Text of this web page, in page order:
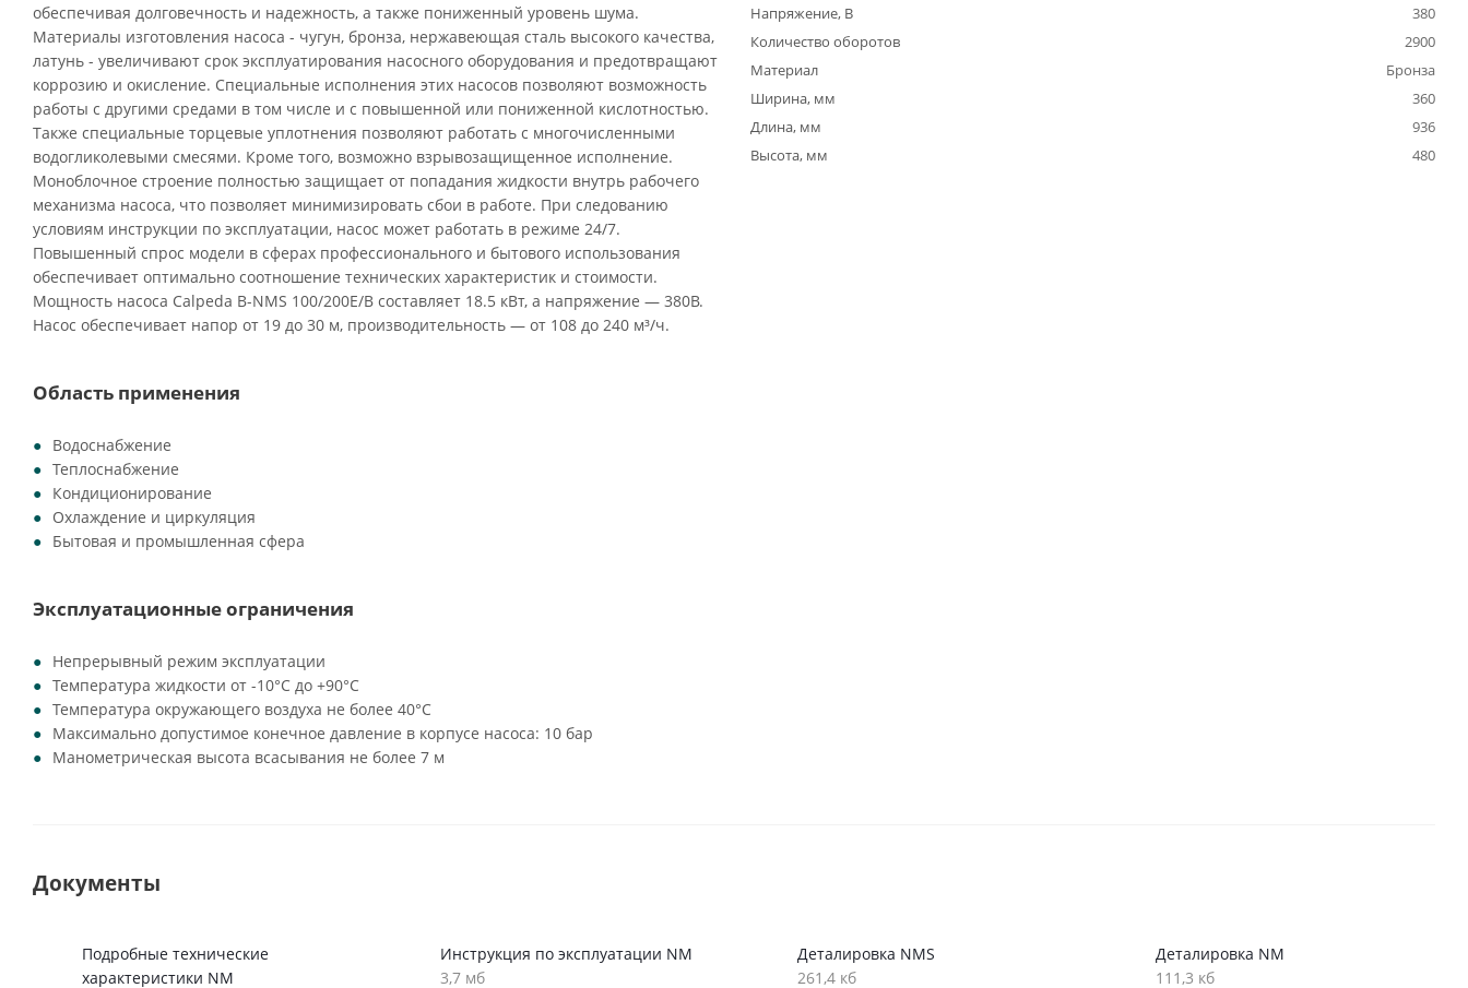
обеспечивая долговечность и надежность, а также пониженный уровень шума.
Материалы изготовления насоса - чугун, бронза, нержавеющая сталь высокого качества,
латунь - увеличивают срок эксплуатирования насосного оборудования и предотвращают
коррозию и окисление. Специальные исполнения этих насосов позволяют возможность
работы с другими средами в том числе и с повышенной или пониженной кислотностью.
Также специальные торцевые уплотнения позволяют работать с многочисленными
водогликолевыми смесями. Кроме того, возможно взрывозащищенное исполнение.
Моноблочное строение полностью защищает от попадания жидкости внутрь рабочего
механизма насоса, что позволяет минимизировать сбои в работе. При следованию
условиям инструкции по эксплуатации, насос может работать в режиме 24/7.
Повышенный спрос модели в сферах профессионального и бытового использования
обеспечивает оптимально соотношение технических характеристик и стоимости.
Мощность насоса Calpeda B-NMS 100/200E/B составляет 18.5 кВт, а напряжение — 380В.
Насос обеспечивает напор от 19 до 30 м, производительность — от 108 до 240 м³/ч.
Область применения
Водоснабжение
Теплоснабжение
Кондиционирование
Охлаждение и циркуляция
Бытовая и промышленная сфера
Эксплуатационные ограничения
Непрерывный режим эксплуатации
Температура жидкости от -10°C до +90°C
Температура окружающего воздуха не более 40°C
Максимально допустимое конечное давление в корпусе насоса: 10 бар
Манометрическая высота всасывания не более 7 м
Напряжение, В
380
Количество оборотов
2900
Материал
Бронза
Ширина, мм
360
Длина, мм
936
Высота, мм
480
Документы
Подробные технические
характеристики NM
Инструкция по эксплуатации NM
3,7 мб
Деталировка NMS
261,4 кб
Деталировка NM
111,3 кб